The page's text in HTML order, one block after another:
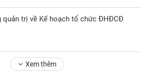
quản trị về Kế hoạch tổ chức ĐHĐCĐ
Xem thêm